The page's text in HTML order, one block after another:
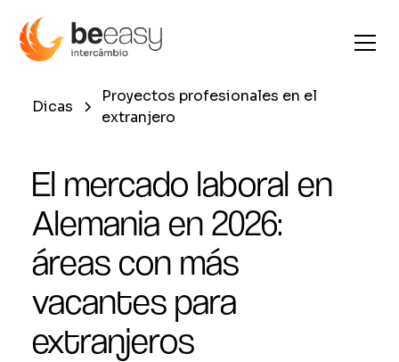
Dicas
Proyectos profesionales en el
extranjero
El mercado laboral en
Alemania en 2026:
áreas con más
vacantes para
extranjeros